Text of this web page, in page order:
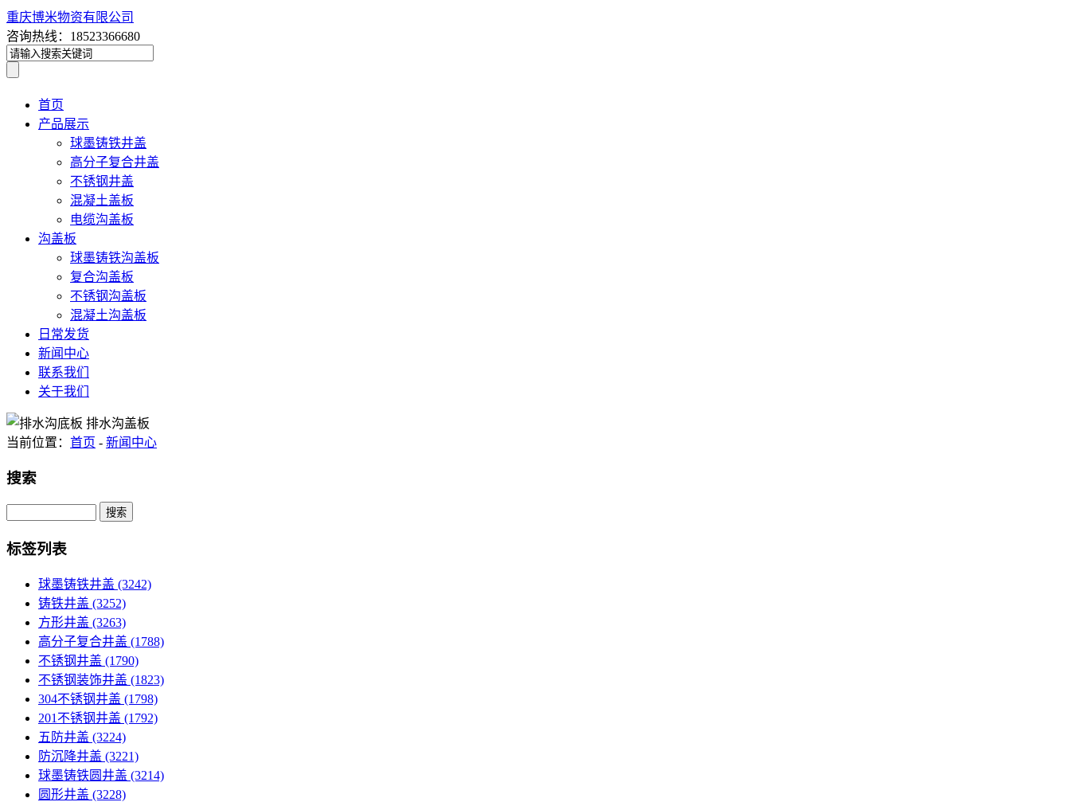
重庆博米物资有限公司
咨询热线：18523366680
首页
产品展示
球墨铸铁井盖
高分子复合井盖
不锈钢井盖
混凝土盖板
电缆沟盖板
沟盖板
球墨铸铁沟盖板
复合沟盖板
不锈钢沟盖板
混凝土沟盖板
日常发货
新闻中心
联系我们
关于我们
当前位置： 首页 - 新闻中心
搜索
Search
标签列表
球墨铸铁井盖 (3242)
铸铁井盖 (3252)
方形井盖 (3263)
高分子复合井盖 (1788)
不锈钢井盖 (1790)
不锈钢装饰井盖 (1823)
304不锈钢井盖 (1798)
201不锈钢井盖 (1792)
五防井盖 (3224)
防沉降井盖 (3221)
球墨铸铁圆井盖 (3214)
圆形井盖 (3228)